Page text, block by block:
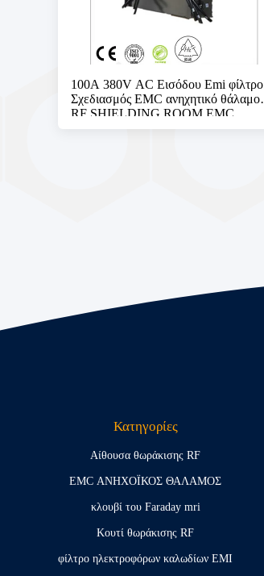
100A 380V AC Εισόδου Emi φίλτρο
Σχεδιασμός EMC ανηχητικό θάλαμο
RF SHIELDING ROOM EMC
ανηχητικό θάλαμο
Κατηγορίες
Αίθουσα θωράκισης RF
EMC ΑΝΗΧΟΪΚΟΣ ΘΑΛΑΜΟΣ
κλουβί του Faraday mri
Κουτί θωράκισης RF
φίλτρο ηλεκτροφόρων καλωδίων EMI